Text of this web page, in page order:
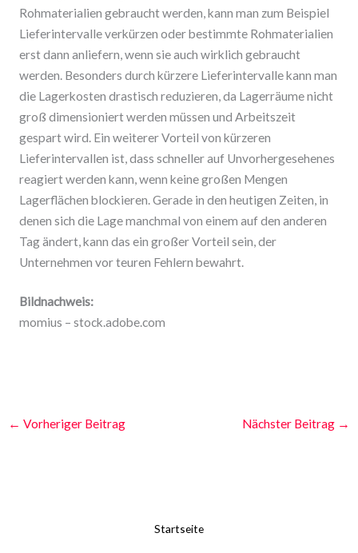
Rohmaterialien gebraucht werden, kann man zum Beispiel
Lieferintervalle verkürzen oder bestimmte Rohmaterialien
erst dann anliefern, wenn sie auch wirklich gebraucht
werden. Besonders durch kürzere Lieferintervalle kann man
die Lagerkosten drastisch reduzieren, da Lagerräume nicht
groß dimensioniert werden müssen und Arbeitszeit
gespart wird. Ein weiterer Vorteil von kürzeren
Lieferintervallen ist, dass schneller auf Unvorhergesehenes
reagiert werden kann, wenn keine großen Mengen
Lagerflächen blockieren. Gerade in den heutigen Zeiten, in
denen sich die Lage manchmal von einem auf den anderen
Tag ändert, kann das ein großer Vorteil sein, der
Unternehmen vor teuren Fehlern bewahrt.
Bildnachweis:
momius – stock.adobe.com
← Vorheriger Beitrag Nächster Beitrag →
Startseite